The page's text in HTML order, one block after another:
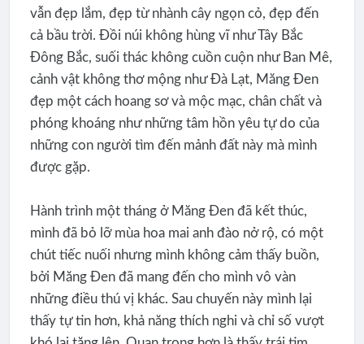
vẫn đẹp lắm, đẹp từ nhành cây ngọn cỏ, đẹp đến
cả bầu trời. Đồi núi không hùng vĩ như Tây Bắc
Đông Bắc, suối thác không cuồn cuộn như Ban Mê,
cảnh vật không thơ mộng như Đà Lạt, Măng Đen
đẹp một cách hoang sơ và mộc mạc, chân chất và
phóng khoáng như những tâm hồn yêu tự do của
những con người tìm đến mảnh đất này mà mình
được gặp.
Hành trình một tháng ở Măng Đen đã kết thúc,
mình đã bỏ lỡ mùa hoa mai anh đào nở rộ, có một
chút tiếc nuối nhưng mình không cảm thấy buồn,
bởi Măng Đen đã mang đến cho mình vô vàn
những điều thú vị khác. Sau chuyến này mình lại
thấy tự tin hơn, khả năng thích nghi và chỉ số vượt